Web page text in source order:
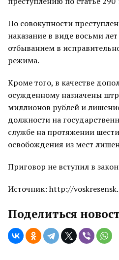
По совокупности
наказание в виде восьми
отбыванием в
режима.
Кроме того, в качестве
осужденному назначены
миллионов рублей и
должности на
службе на протяжении
освобождения из мест
Приговор не вступил в
Источник: http://
Поделиться